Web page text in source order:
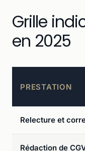
Grille
en 2025
PRESTATION
Relecture et
Rédaction de